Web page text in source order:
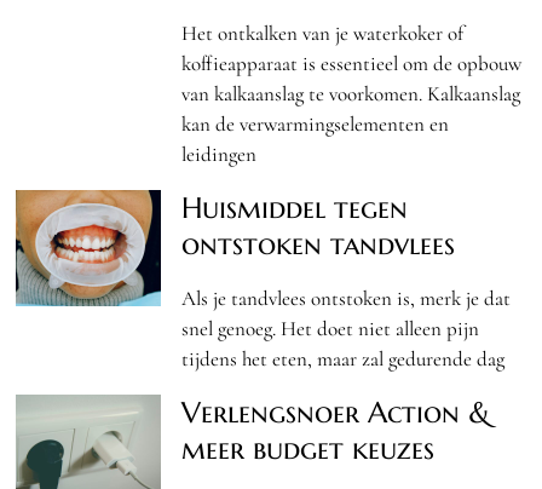
Het ontkalken van je waterkoker of
koffieapparaat is essentieel om de opbouw
van kalkaanslag te voorkomen. Kalkaanslag
kan de verwarmingselementen en
leidingen
Huismiddel tegen
ontstoken tandvlees
Als je tandvlees ontstoken is, merk je dat
snel genoeg. Het doet niet alleen pijn
tijdens het eten, maar zal gedurende dag
Verlengsnoer Action &
meer budget keuzes